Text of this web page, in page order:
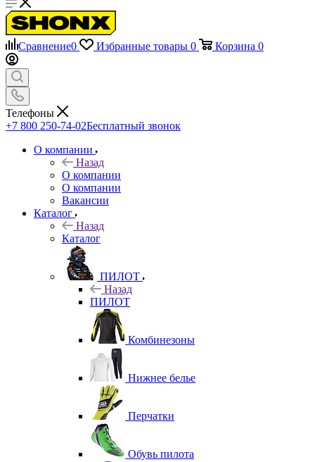
Сравнение0 Избранные товары 0 Корзина 0
Телефоны
+7 800 250-74-02Бесплатный звонок
О компании
Назад
О компании
О компании
Вакансии
Каталог
Назад
Каталог
ПИЛОТ
Назад
ПИЛОТ
Комбинезоны
Нижнее белье
Перчатки
Обувь пилота